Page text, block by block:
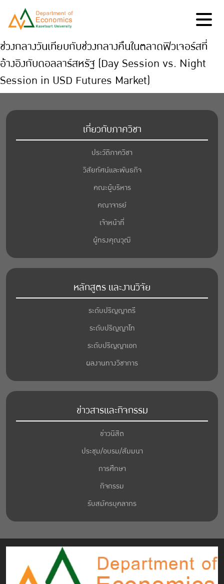
ช่วงกลางวันเทียบกับช่วงกลางคืนในตลาดฟิวเจอร์สที่
อ้างอิงกับดอลลาร์สหรัฐ (Day Session vs. Night
Session in USD Futures Market)
เกี่ยวกับภาควิชา
ประวัติภาควิชา
วิสัยทัศน์และพันธกิจ
คณะผู้บริหาร
คณาจารย์
เจ้าหน้าที่
ผู้ทรงคุณวุฒิ
หลักสูตร และงานวิจัย
ระดับปริญญาตรี
ระดับปริญญาโท
ระดับปริญญาเอก
ผลงานทางวิชาการ
ข่าวสารและกิจกรรม
ข่าวนิสิต
ประชุม/อบรม/สัมมนา
การศึกษา
กิจกรรม
รับสมัครบุคลากร